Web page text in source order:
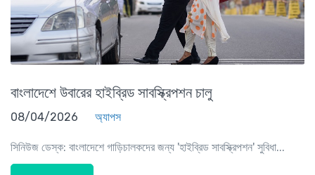
বাংলাদেশে উবারের হাইব্রিড সাবস্ক্রিপশন চালু
08/04/2026 অ্যাপস
সিনিউজ ডেস্ক: বাংলাদেশে গাড়িচালকদের জন্য 'হাইব্রিড সাবস্ক্রিপশন' সুবিধা...